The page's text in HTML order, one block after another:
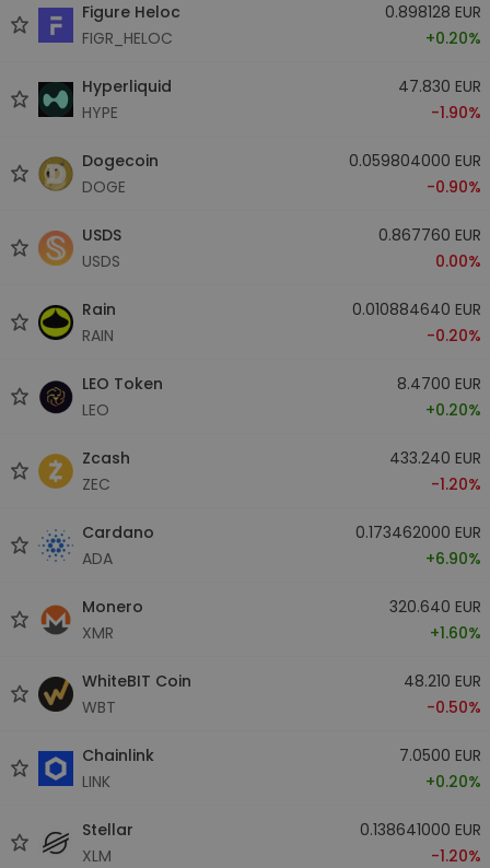
Figure Heloc
FIGR_HELOC
0.898128 EUR
+0.20%
Hyperliquid
HYPE
47.830 EUR
-1.90%
Dogecoin
DOGE
0.059804000 EUR
-0.90%
USDS
USDS
0.867760 EUR
0.00%
Rain
RAIN
0.010884640 EUR
-0.20%
LEO Token
LEO
8.4700 EUR
+0.20%
Zcash
ZEC
433.240 EUR
-1.20%
Cardano
ADA
0.173462000 EUR
+6.90%
Monero
XMR
320.640 EUR
+1.60%
WhiteBIT Coin
WBT
48.210 EUR
-0.50%
Chainlink
LINK
7.0500 EUR
+0.20%
Stellar
XLM
0.138641000 EUR
-1.20%